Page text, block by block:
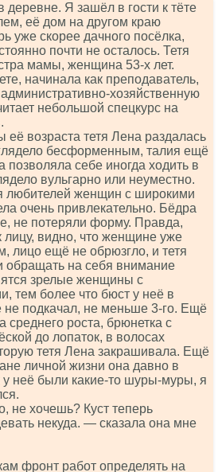
деревне. Я зашёл в гости к тёте
её дом на другом краю
уже скорее дачного посёлка,
почти не осталось. Тетя
мамы, женщина 53-х лет.
начинала как преподаватель,
хозяйственную
небольшой спецкурс на
возраста тетя Лена раздалась
бесформенным, талия ещё
позволяла себе иногда ходить в
вульгарно или неуместно.
любителей женщин с широкими
очень привлекательно. Бёдра
не потеряли форму. Правда,
лицу, видно, что женщине уже
лицо ещё не обрюзгло, и тетя
обращать на себя внимание
зрелые женщины с
тем более что бюст у неё в
подкачал, не меньше 3-го. Ещё
среднего роста, брюнетка с
до лопаток, в волосах
тетя Лена закрашивала. Ещё
личной жизни она давно в
у неё были какие-то шуры-муры, я
не хочешь? Куст теперь
некуда. — сказала она мне
фронт работ определять на